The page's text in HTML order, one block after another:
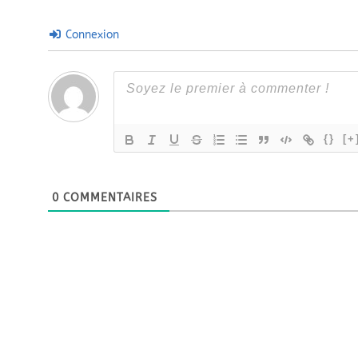
Connexion
{}
0 COMMENTAIRES